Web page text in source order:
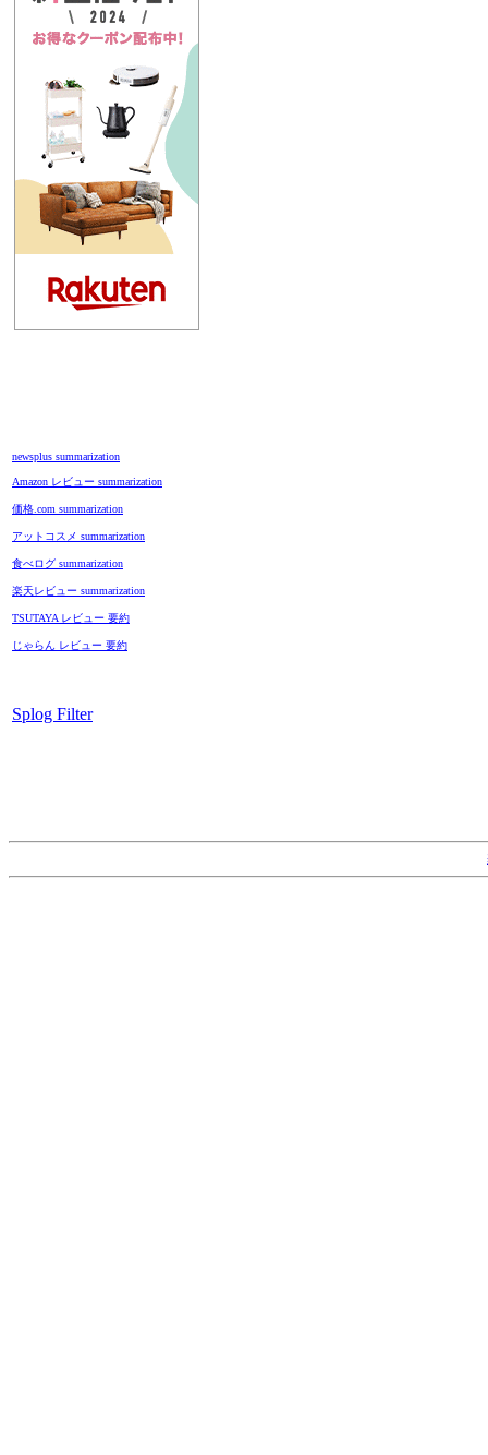
newsplus summarization
Amazon レビュー summarization
価格.com summarization
アットコスメ summarization
食べログ summarization
楽天レビュー summarization
TSUTAYA レビュー 要約
じゃらん レビュー 要約
Splog Filter